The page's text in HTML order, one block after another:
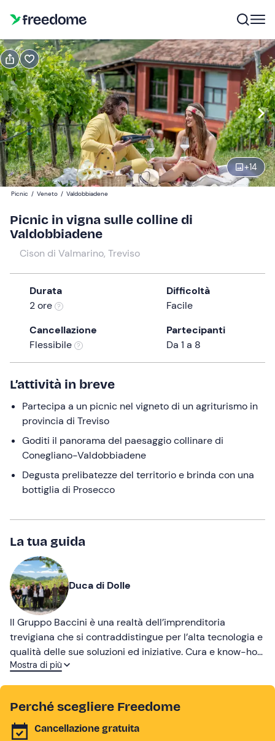
+14
Prenota Regala
Navigate
forward
to
interact
with
the
and
select
date.
Press
question
get
the
keyboard
shortcuts
changing
dates.
Modifica
11:00 Modifica
Partecipanti
38 €
1
Picnic / Veneto / Valdobbiadene
Picnic in vigna sulle colline di
Valdobbiadene
Cison di Valmarino, Treviso
Durata
2 ore
Difficoltà
Facile
Cancellazione
Flessibile
Partecipanti
Da 1 a 8
L’attività in breve
Partecipa a un picnic nel vigneto di un agriturismo in
provincia di Treviso
Goditi il panorama del paesaggio collinare di
Conegliano-Valdobbiadene
Degusta prelibatezze del territorio e brinda con una
bottiglia di Prosecco
La tua guida
Duca di Dolle
Il Gruppo Baccini è una realtà dell’imprenditoria
trevigiana che si contraddistingue per l’alta tecnologia e
qualità delle sue soluzioni ed iniziative. Cura e know-how
territoriali hanno fatto perno a numerose attività di
Valdobbiadene, definita “una cartolina mandata dagli
dei” dal noto poeta Andrea Zanzotto.
Mostra di più
Perché scegliere Freedome
Cancellazione gratuita